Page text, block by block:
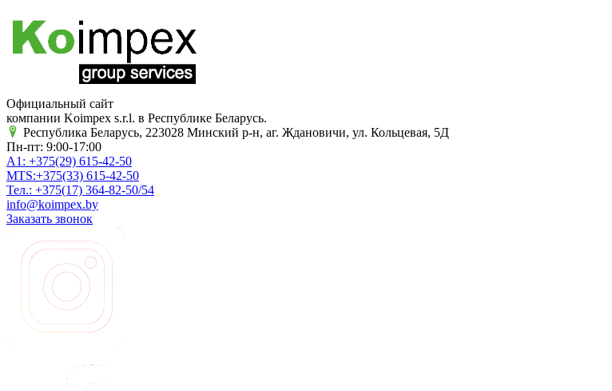
Официальный сайт
компании Koimpex s.r.l. в Республике Беларусь.
Республика Беларусь, 223028 Минский р-н, аг. Ждановичи, ул. Кольцевая, 5Д
Пн-пт: 9:00-17:00
A1: +375(29) 615-42-50
MTS:+375(33) 615-42-50
Тел.: +375(17) 364-82-50/54
info@koimpex.by
Заказать звонок